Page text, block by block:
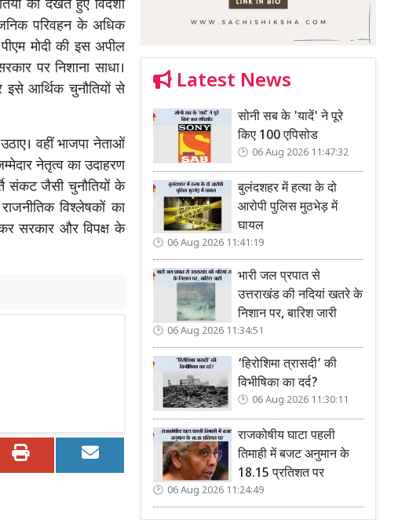
को देखते हुए विदेशी
परिवहन के अधिक
मोदी की इस अपील
पर निशाना साधा।
इसे आर्थिक चुनौतियों से
वहीं भाजपा नेताओं
नेतृत्व का उदाहरण
संकट जैसी चुनौतियों के
विश्लेषकों का
सरकार और विपक्ष के
Latest News
सोनी सब के 'यादें' ने पूरे
किए 100 एपिसोड
06 Aug 2026 11:47:32
बुलंदशहर में हत्या के दो
आरोपी पुलिस मुठभेड़ में
घायल
06 Aug 2026 11:41:19
भारी जल प्रपात से
उत्तराखंड की नदियां खतरे के
निशान पर, बारिश जारी
06 Aug 2026 11:34:51
‘हिरोशिमा त्रासदी’ की
विभीषिका का दर्द?
06 Aug 2026 11:30:11
राजकोषीय घाटा पहली
तिमाही में बजट अनुमान के
18.15 प्रतिशत पर
06 Aug 2026 11:24:49